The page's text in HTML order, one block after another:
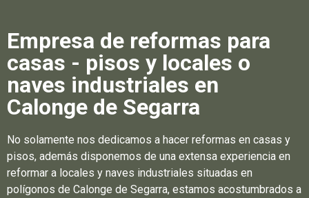
Empresa de reformas para
casas - pisos y locales o
naves industriales en
Calonge de Segarra
No solamente nos dedicamos a hacer reformas en casas y
pisos, además disponemos de una extensa experiencia en
reformar a locales y naves industriales situadas en
polígonos de Calonge de Segarra, estamos acostumbrados a